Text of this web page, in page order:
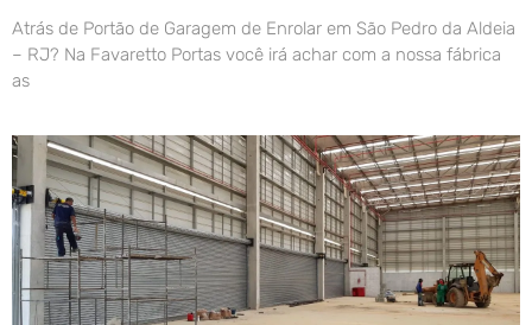
Atrás de Portão de Garagem de Enrolar em São Pedro da Aldeia
– RJ? Na Favaretto Portas você irá achar com a nossa fábrica
as